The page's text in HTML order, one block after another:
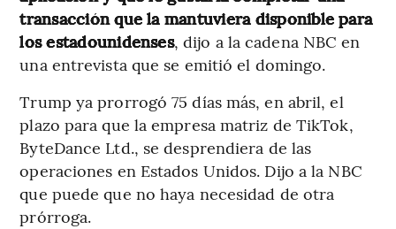
transacción que la mantuviera disponible para
los estadounidenses, dijo a la cadena NBC en
una entrevista que se emitió el domingo.
Trump ya prorrogó 75 días más, en abril, el
plazo para que la empresa matriz de TikTok,
ByteDance Ltd., se desprendiera de las
operaciones en Estados Unidos. Dijo a la NBC
que puede que no haya necesidad de otra
prórroga.